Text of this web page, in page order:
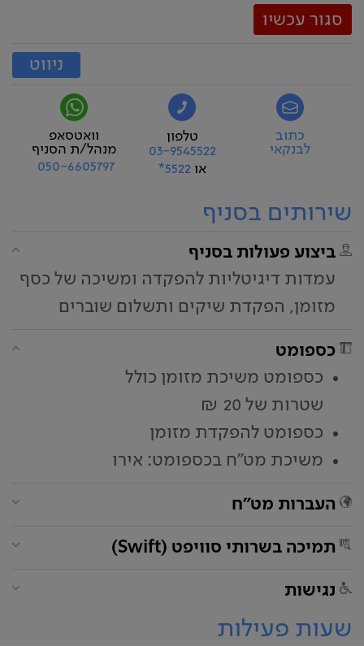
סגור עכשיו
ניווט
כתוב
לבנקאי
טלפון
03-9545522
או 5522*
וואטסאפ
מנהל/ת הסניף
050-6605797
שירותים בסניף
ביצוע פעולות בסניף
עמדות דיגיטליות להפקדה ומשיכה של כסף
מזומן, הפקדת שיקים ותשלום שוברים
כספומט
כספומט משיכת מזומן כולל
שטרות של 20 ₪
כספומט להפקדת מזומן
משיכת מט"ח בכספומט: אירו
העברות מט"ח
תמיכה בשרותי סוויפט (Swift)
נגישות
שעות פעילות